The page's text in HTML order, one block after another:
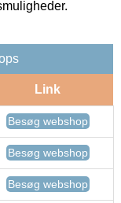
Link
Besøg webshop
Besøg webshop
Besøg webshop